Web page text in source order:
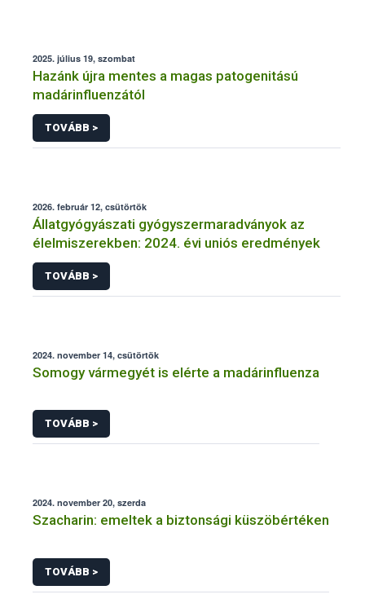
2025. július 19, szombat
Hazánk újra mentes a magas patogenitású
madárinfluenzától
TOVÁBB >
2026. február 12, csütörtök
Állatgyógyászati gyógyszermaradványok az
élelmiszerekben: 2024. évi uniós eredmények
TOVÁBB >
2024. november 14, csütörtök
Somogy vármegyét is elérte a madárinfluenza
TOVÁBB >
2024. november 20, szerda
Szacharin: emeltek a biztonsági küszöbértéken
TOVÁBB >